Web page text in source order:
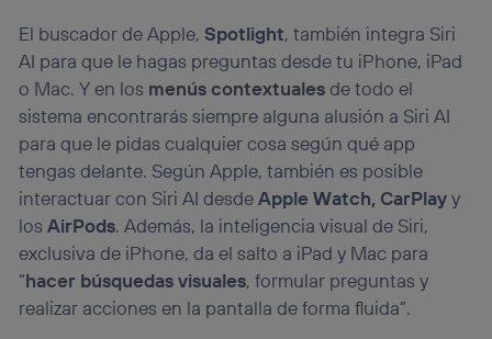
El buscador de Apple,Spotlight, también integra Siri
AI para que le hagas preguntas desde tu iPhone, iPad
o Mac. Y en los menús contextualesde todo el
sistema encontrarás siempre alguna alusión a Siri AI
para que le pidas cualquier cosa según qué app
tengas delante. Según Apple, también es posible
interactuar con Siri AI desdeApple Watch, CarPlayy
losAirPods. Además, la inteligencia visual de Siri,
exclusiva de iPhone, da el salto a iPad y Mac para
“hacer búsquedas visuales, formular preguntas y
realizar acciones en la pantalla de forma fluida”.